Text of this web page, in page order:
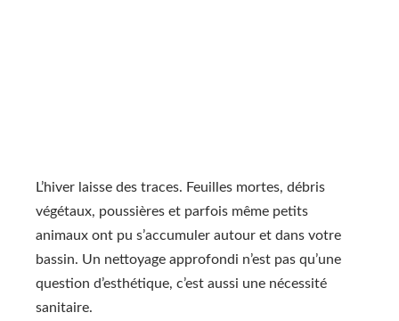
L’hiver laisse des traces. Feuilles mortes, débris
végétaux, poussières et parfois même petits
animaux ont pu s’accumuler autour et dans votre
bassin. Un nettoyage approfondi n’est pas qu’une
question d’esthétique, c’est aussi une nécessité
sanitaire.